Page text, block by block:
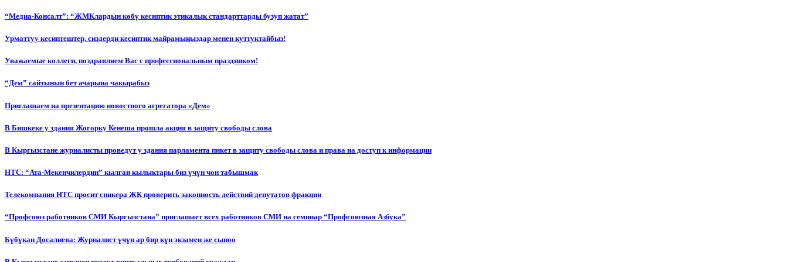
“Медиа-Консалт”: “ЖМКлардын көбү кесиптик этикалык стандарттарды бузуп жатат”
Урматтуу кесиптештер, сиздерди кесиптик майрамыңыздар менен куттуктайбыз!
Уважаемые коллеги, поздравляем Вас с профессиональным праздником!
“Дем” сайтынын бет ачарына чакырабыз
Приглашаем на презентацию новостного агрегатора «Дем»
В Бишкеке у здания Жогорку Кенеша прошла акция в защиту свободы слова
В Кыргызстане журналисты проведут у здания парламента пикет в защиту свободы слова и права на доступ к информации
НТС: “Ата-Мекенчилердин” кылган кылыктары биз үчүн чон табышмак
Телекомпания НТС просит спикера ЖК проверить законность действий депутатов фракции
“Профсоюз работников СМИ Кыргызстана” приглашает всех работников СМИ на семинар “Профсоюзная Азбука”
Бүбүкан Досалиева: Журналист үчүн ар бир күн экзамен же сыноо